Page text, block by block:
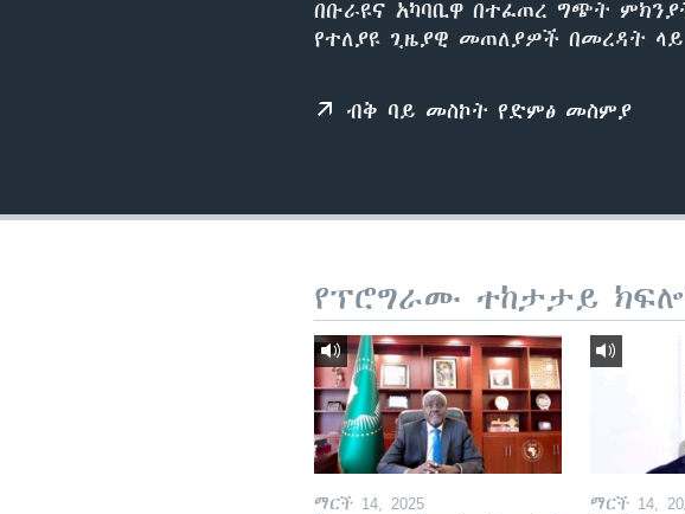
በቡራዩና አካባቢዋ በተፈጠረ ግጭት
የተለያዩ ጊዜያዊ መጠለያዎች በመረዳት
ብቅ ባይ መስኮት የድምፅ መስምያ
የፕሮግራሙ ተከታታይ
ማርች 14, 2025 ማርች 14,